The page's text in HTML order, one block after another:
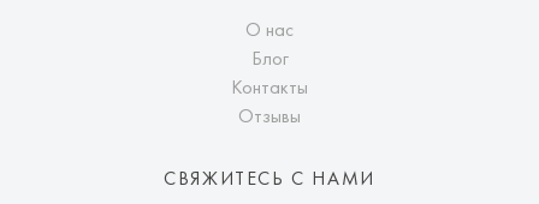
О нас
Блог
Контакты
Отзывы
СВЯЖИТЕСЬ С НАМИ